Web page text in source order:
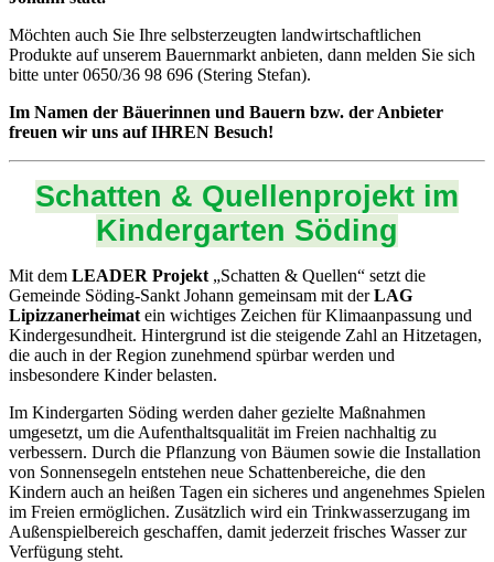
Möchten auch Sie Ihre selbsterzeugten landwirtschaftlichen
Produkte auf unserem Bauernmarkt anbieten, dann melden Sie sich
bitte unter 0650/36 98 696 (Stering Stefan).
Im Namen der Bäuerinnen und Bauern bzw. der Anbieter
freuen wir uns auf IHREN Besuch!
Schatten & Quellenprojekt im
Kindergarten Söding
Mit dem LEADER Projekt „Schatten & Quellen“ setzt die
Gemeinde Söding-Sankt Johann gemeinsam mit derLAG
Lipizzanerheimat ein wichtiges Zeichen für Klimaanpassung und
Kindergesundheit. Hintergrund ist die steigende Zahl an Hitzetagen,
die auch in der Region zunehmend spürbar werden und
insbesondere Kinder belasten.
Im Kindergarten Söding werden daher gezielte Maßnahmen
umgesetzt, um die Aufenthaltsqualität im Freien nachhaltig zu
verbessern. Durch die Pflanzung von Bäumen sowie die Installation
von Sonnensegeln entstehen neue Schattenbereiche, die den
Kindern auch an heißen Tagen ein sicheres und angenehmes Spielen
im Freien ermöglichen. Zusätzlich wird ein Trinkwasserzugang im
Außenspielbereich geschaffen, damit jederzeit frisches Wasser zur
Verfügung steht.